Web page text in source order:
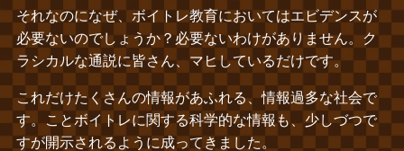
それなのになぜ、ボイトレ教育においてはエビデンスが
必要ないのでしょうか？必要ないわけがありません。ク
ラシカルな通説に皆さん、マヒしているだけです。
これだけたくさんの情報があふれる、情報過多な社会で
す。ことボイトレに関する科学的な情報も、少しづつで
すが開示されるように成ってきました。